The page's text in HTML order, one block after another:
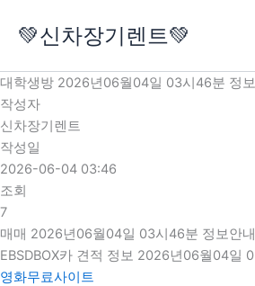
로
건
너
뛰
기
💚신차장기렌트💚
대학생방 2026년06월04일 03시46분 정
작성자
신차장기렌트
작성일
2026-06-04 03:46
조회
7
매매 2026년06월04일 03시46분 정보안내
EBSDBOX카 견적 정보 2026년06월04일
영화무료사이트